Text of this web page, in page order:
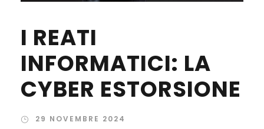
I REATI
INFORMATICI: LA
CYBER ESTORSIONE
29 NOVEMBRE 2024